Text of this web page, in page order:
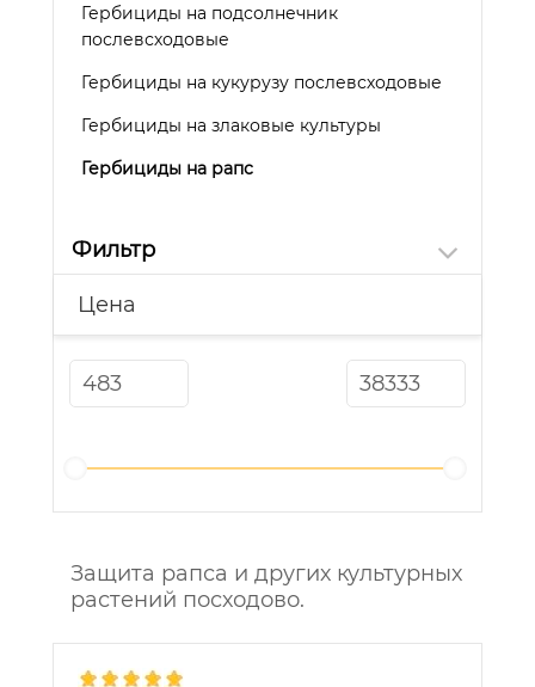
Гербициды на подсолнечник
послевсходовые
Гербициды на кукурузу послевсходовые
Гербициды на злаковые культуры
Гербициды на рапс
Фильтр
Цена
Защита рапса и других культурных
растений посходово.